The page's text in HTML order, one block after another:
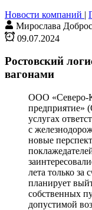
Новости компаний |
Мирослава
09.07.2024
Ростовский
вагонами
ООО «Северо-
предприятие»
услугах
с
новые
лета только за
планирует
собственных
допустимой